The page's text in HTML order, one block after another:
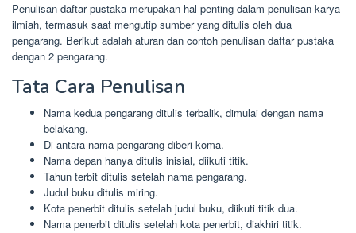
Penulisan daftar pustaka merupakan hal penting dalam penulisan karya
ilmiah, termasuk saat mengutip sumber yang ditulis oleh dua
pengarang. Berikut adalah aturan dan contoh penulisan daftar pustaka
dengan 2 pengarang.
Tata Cara Penulisan
Nama kedua pengarang ditulis terbalik, dimulai dengan nama
belakang.
Di antara nama pengarang diberi koma.
Nama depan hanya ditulis inisial, diikuti titik.
Tahun terbit ditulis setelah nama pengarang.
Judul buku ditulis miring.
Kota penerbit ditulis setelah judul buku, diikuti titik dua.
Nama penerbit ditulis setelah kota penerbit, diakhiri titik.